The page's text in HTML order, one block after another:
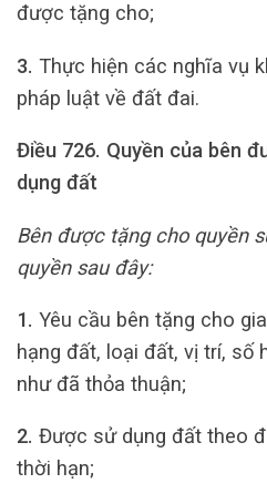
được tặng cho;
3. Thực hiện các nghĩa vụ
pháp luật về đất đai.
Điều 726. Quyền của bên
dụng đất
Bên được tặng cho quyền
quyền sau đây:
1. Yêu cầu bên tặng cho
hạng đất, loại đất, vị trí, số
như đã thỏa thuận;
2. Được sử dụng đất theo
thời hạn;